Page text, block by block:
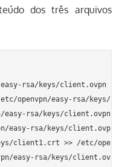
dos três arquivos
rsa/keys/client.ovpn
openvpn/easy-rsa/keys/
easy-rsa/keys/client.ovpn
easy-rsa/keys/client.ovpn
client1.crt >> /etc/
easy-rsa/keys/client.ovpn